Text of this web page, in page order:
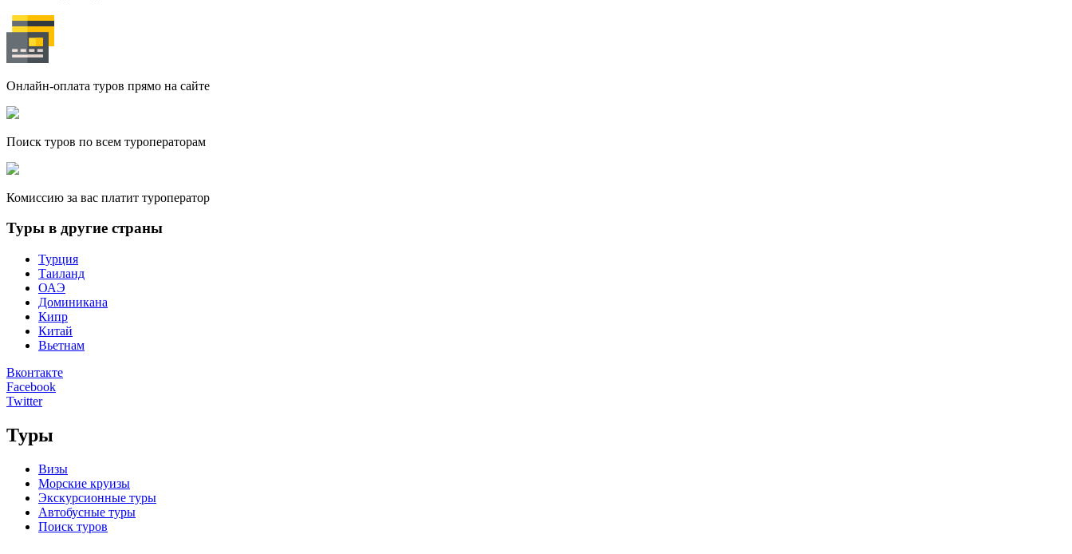
Онлайн-оплата туров прямо на сайте
Поиск туров по всем туроператорам
Комиссию за вас платит туроператор
Туры в другие страны
Турция
Таиланд
ОАЭ
Доминикана
Кипр
Китай
Вьетнам
Вконтакте
Facebook
Twitter
Туры
Визы
Морские круизы
Экскурсионные туры
Автобусные туры
Поиск туров